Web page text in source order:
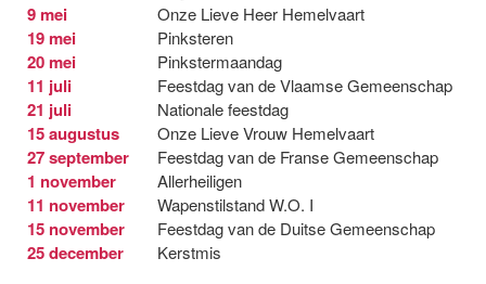
9 mei Onze Lieve Heer Hemelvaart
19 mei Pinksteren
20 mei Pinkstermaandag
11 juli Feestdag van de Vlaamse Gemeenschap
21 juli Nationale feestdag
15 augustus Onze Lieve Vrouw Hemelvaart
27 september Feestdag van de Franse Gemeenschap
1 november Allerheiligen
11 november Wapenstilstand W.O. I
15 november Feestdag van de Duitse Gemeenschap
25 december
Kerstmis